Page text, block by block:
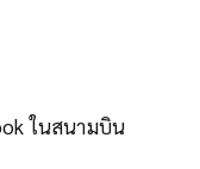
ในสนามบิน